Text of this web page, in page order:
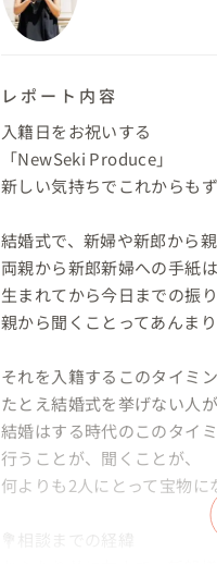
レポート内容
入籍日をお祝いする
「NewSeki Produce」
新しい気持ちでこれからもず
結婚式で、新婦や新郎から
両親から新郎新婦への手紙
生まれてから今日までの振
親から聞くことってあんま
それを入籍するこのタイミ
たとえ結婚式を挙げない人
結婚はする時代のこのタイ
行うことが、聞くことが、
何よりも2人にとって宝物に
💐相談までの経緯